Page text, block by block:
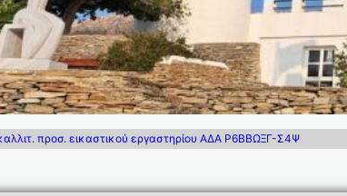
προσ. εικαστικού εργαστηρίου ΑΔΑ Ρ6ΒΒΩΞΓ-Σ4Ψ